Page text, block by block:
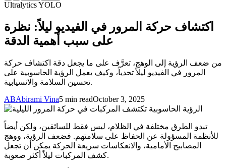
Ultralytics YOLO
اكتشاف حركة المرور في الفيديو ليلاً: نظرة
على سبب أهمية الدقة
من ضعف الرؤية إلى الوهج، تعرَّف على ما يجعل دقة اكتشاف حركة
المرور في الفيديو ليلاً تحدياً، وكيف يعمل الرؤية الحاسوبية على
تحسين السلامة والانسيابية.
ABAbirami Vina5 min readOctober 3, 2025
تبدو الطرق مختلفة في الظلام، ليس فقط للسائقين، ولكن أيضاً
للأنظمة المسؤولة عن الحفاظ على سلامتهم. فضعف الرؤية، ووهج
المصابيح الأمامية، والانعكاسات سريعة الحركة يمكن أن تجعل
كشف المركبات ليلاً أكثر صعوبة.